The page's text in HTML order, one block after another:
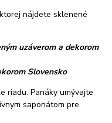
nájdete sklenené
uzáverom a dekorom
Slovensko
riadu. Panáky umývajte
saponátom pre